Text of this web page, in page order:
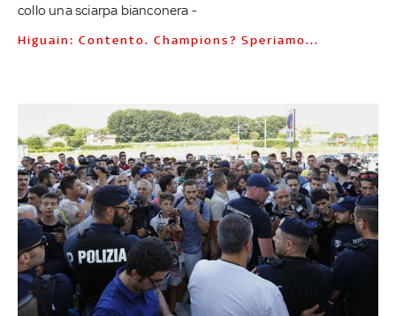
collo una sciarpa bianconera -
Higuain: Contento. Champions? Speriamo...